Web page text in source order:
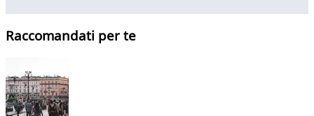
Raccomandati per te